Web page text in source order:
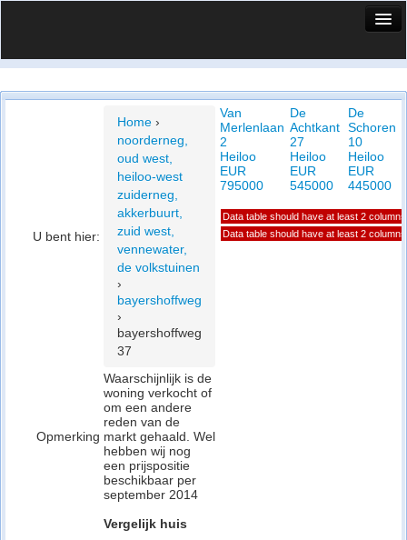
Vergelijk prijsposities - wijk
U bent hier:
Home ›
noorderneg,
oud west,
heiloo-west
zuiderneg,
akkerbuurt,
zuid west,
vennewater,
de volkstuinen
›
bayershoffweg
›
bayershoffweg
37
Opmerking
Waarschijnlijk is de
woning verkocht of
om een andere
reden van de
markt gehaald. Wel
hebben wij nog
een prijspositie
beschikbaar per
september 2014
Vergelijk huis
Van
Merlenlaan
2
Heiloo
EUR
795000
De
Achtkant
27
Heiloo
EUR
545000
De
Schoren
10
Heiloo
EUR
445000
Data table should have at least 2 columns
Data table should have at least 2 columns